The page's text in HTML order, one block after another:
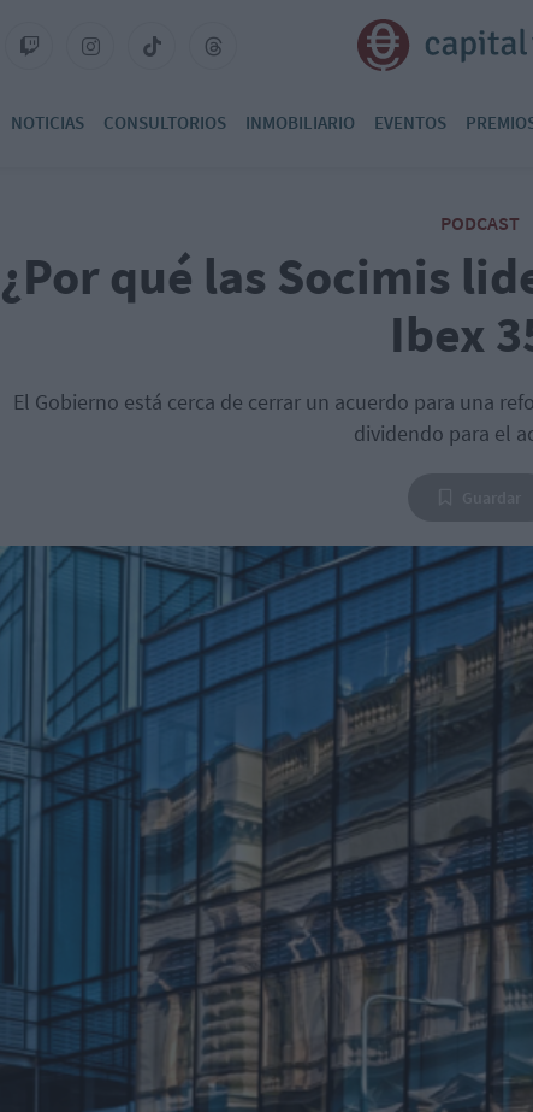
NOTICIAS CONSULTORIOS INMOBILIARIO EVENTOS
PODCAST
¿Por qué las Socimis
Ibex
El Gobierno está cerca de cerrar un acuerdo para una
dividendo para el